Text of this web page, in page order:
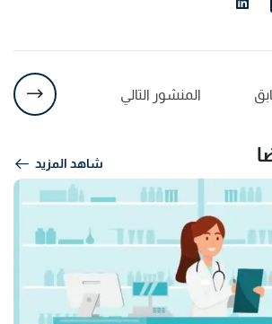
المنشور التالي
شاهد المزيد